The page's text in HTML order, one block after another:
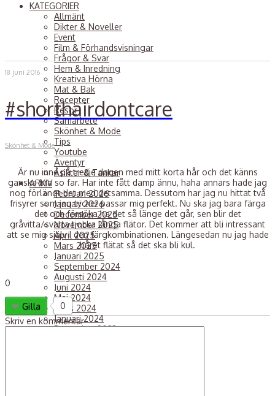
KATEGORIER
Allmänt
Dikter & Noveller
Event
Film & Förhandsvisningar
Frågor & Svar
Hem & Inredning
Kreativa Hörna
Mat & Bak
Recepter
Resor
Samarbete
Skönhet & Mode
Tips
Youtube
Äventyr
Åsikter & Tankar
ARKIV
Februari 2026
Januari 2026
December 2025
November 2025
April 2025
Mars 2025
Januari 2025
September 2024
Augusti 2024
Juni 2024
Maj 2024
Mars 2024
Januari 2024
December 2023
18 juni 2016
#shorthairdontcare
Skönhet & Mode
Är nu inne på tredje dagen med mitt korta hår och det känns
ganska bra so far. Har inte fått damp ännu, haha annars hade jag
nog förlängt det med detsamma. Dessutom har jag nu hittat två
frisyrer som jag tycker passar mig perfekt. Nu ska jag bara färga
det och försöka ha det så länge det går, sen blir det
gråvitta/svarta tjocka långa flätor. Det kommer att bli intressant
att se mig själv i den färgkombinationen. Längesedan nu jag hade
håret flätat så det ska bli kul.
0
0
Gilla
Skriv en kommentar